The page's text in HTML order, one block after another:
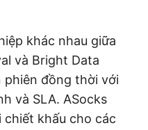
khác nhau giữa
và Bright Data
phiên đồng thời với
và SLA. ASocks
khấu cho các